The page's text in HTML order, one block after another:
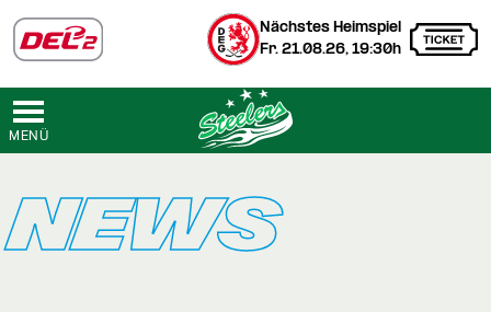
Nächstes Heimspiel
Fr. 21.08.26, 19:30h
MENÜ
NEWS